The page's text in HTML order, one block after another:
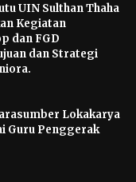
UIN Sulthan Thaha
Kegiatan
dan FGD
dan Strategi
Lokakarya
Guru Penggerak